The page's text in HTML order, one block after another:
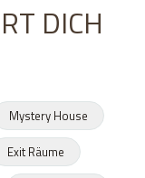
DICH
Mystery House
Exit Räume